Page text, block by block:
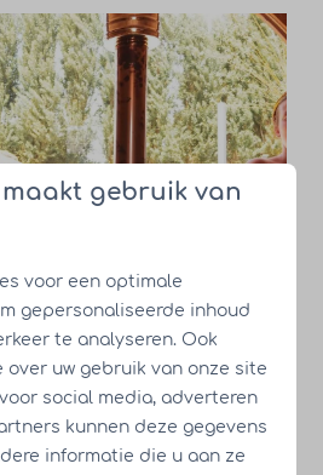
maakt gebruik van
voor een optimale
gepersonaliseerde inhoud
te analyseren. Ook
over uw gebruik van onze site
social media, adverteren
kunnen deze gegevens
informatie die u aan ze